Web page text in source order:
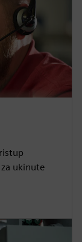
ukinute